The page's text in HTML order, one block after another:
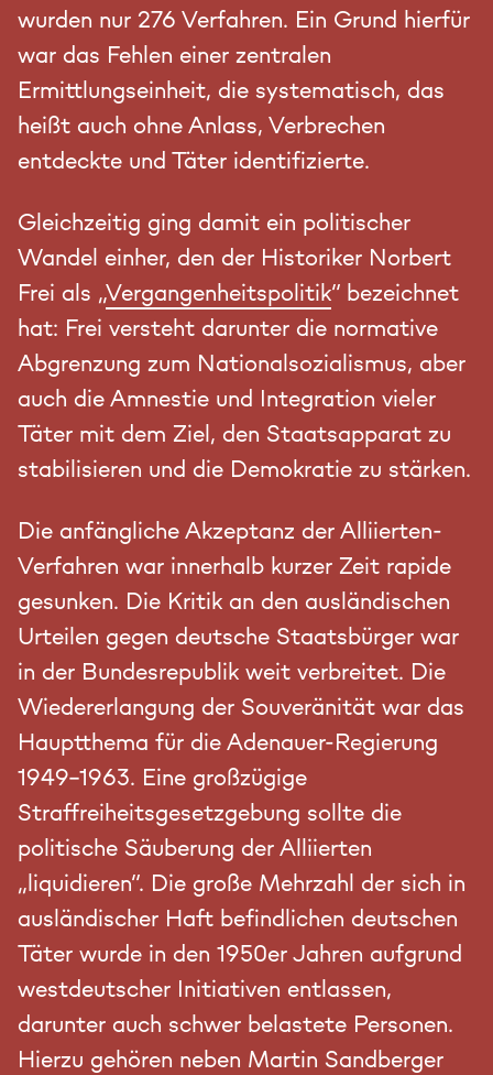
wurden nur 276 Verfahren. Ein Grund hierfür
war das Fehlen einer zentralen
Ermittlungseinheit, die systematisch, das
heißt auch ohne Anlass, Verbrechen
entdeckte und Täter identifizierte.
Gleichzeitig ging damit ein politischer
Wandel einher, den der Historiker Norbert
Frei als „Vergangenheitspolitik“ bezeichnet
hat: Frei versteht darunter die normative
Abgrenzung zum Nationalsozialismus, aber
auch die Amnestie und Integration vieler
Täter mit dem Ziel, den Staatsapparat zu
stabilisieren und die Demokratie zu stärken.
Die anfängliche Akzeptanz der Alliierten-
Verfahren war innerhalb kurzer Zeit rapide
gesunken. Die Kritik an den ausländischen
Urteilen gegen deutsche Staatsbürger war
in der Bundesrepublik weit verbreitet. Die
Wiedererlangung der Souveränität war das
Hauptthema für die Adenauer-Regierung
1949-1963. Eine großzügige
Straffreiheitsgesetzgebung sollte die
politische Säuberung der Alliierten
„liquidieren“. Die große Mehrzahl der sich in
ausländischer Haft befindlichen deutschen
Täter wurde in den 1950er Jahren aufgrund
westdeutscher Initiativen entlassen,
darunter auch schwer belastete Personen.
Hierzu gehören neben Martin Sandberger